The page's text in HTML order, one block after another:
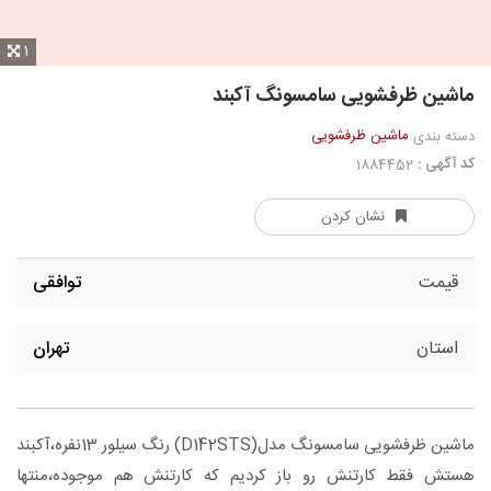
1
ماشین ظرفشویی سامسونگ آکبند
دسته بندی ماشین ظرفشویی
کد آگهی :
نشان کردن
قیمت توافقی
استان تهران
ماشین ظرفشویی سامسونگ مدل(D142STS) رنگ سیلور 13نفره،آکبند
هستش فقط کارتنش رو باز کردیم که کارتنش هم موجوده،منتها